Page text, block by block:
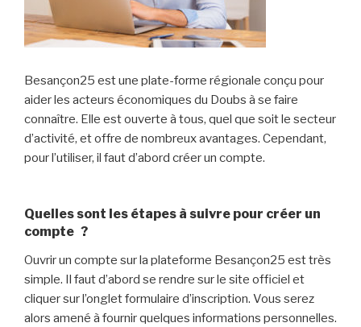
Besançon25 est une plate-forme régionale conçu pour
aider les acteurs économiques du Doubs à se faire
connaître. Elle est ouverte à tous, quel que soit le secteur
d’activité, et offre de nombreux avantages. Cependant,
pour l’utiliser, il faut d’abord créer un compte.
Quelles sont les étapes à suivre pour créer un
compte ?
Ouvrir un compte sur la plateforme Besançon25 est très
simple. Il faut d’abord se rendre sur le site officiel et
cliquer sur l’onglet formulaire d’inscription. Vous serez
alors amené à fournir quelques informations personnelles.